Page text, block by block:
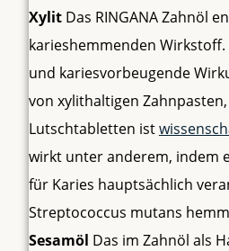
XylitDas RINGANA Zahnöl
karieshemmenden
und kariesvorbeugende
von xylithaltigen
Lutschtabletten ist
wirkt unter anderem, indem
für Karies hauptsächlich
Streptococcus mutans
Sesamöl Das im Zahnöl als